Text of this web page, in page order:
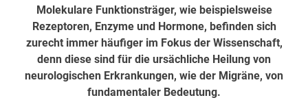
Molekulare Funktionsträger, wie beispielsweise
Rezeptoren, Enzyme und Hormone, befinden sich
zurecht immer häufiger im Fokus der Wissenschaft,
denn diese sind für die ursächliche Heilung von
neurologischen Erkrankungen, wie der Migräne, von
fundamentaler Bedeutung.